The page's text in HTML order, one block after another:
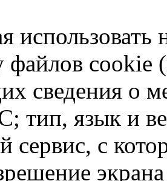
использовать
файлов cookie
сведения о
тип, язык и
сервис, с